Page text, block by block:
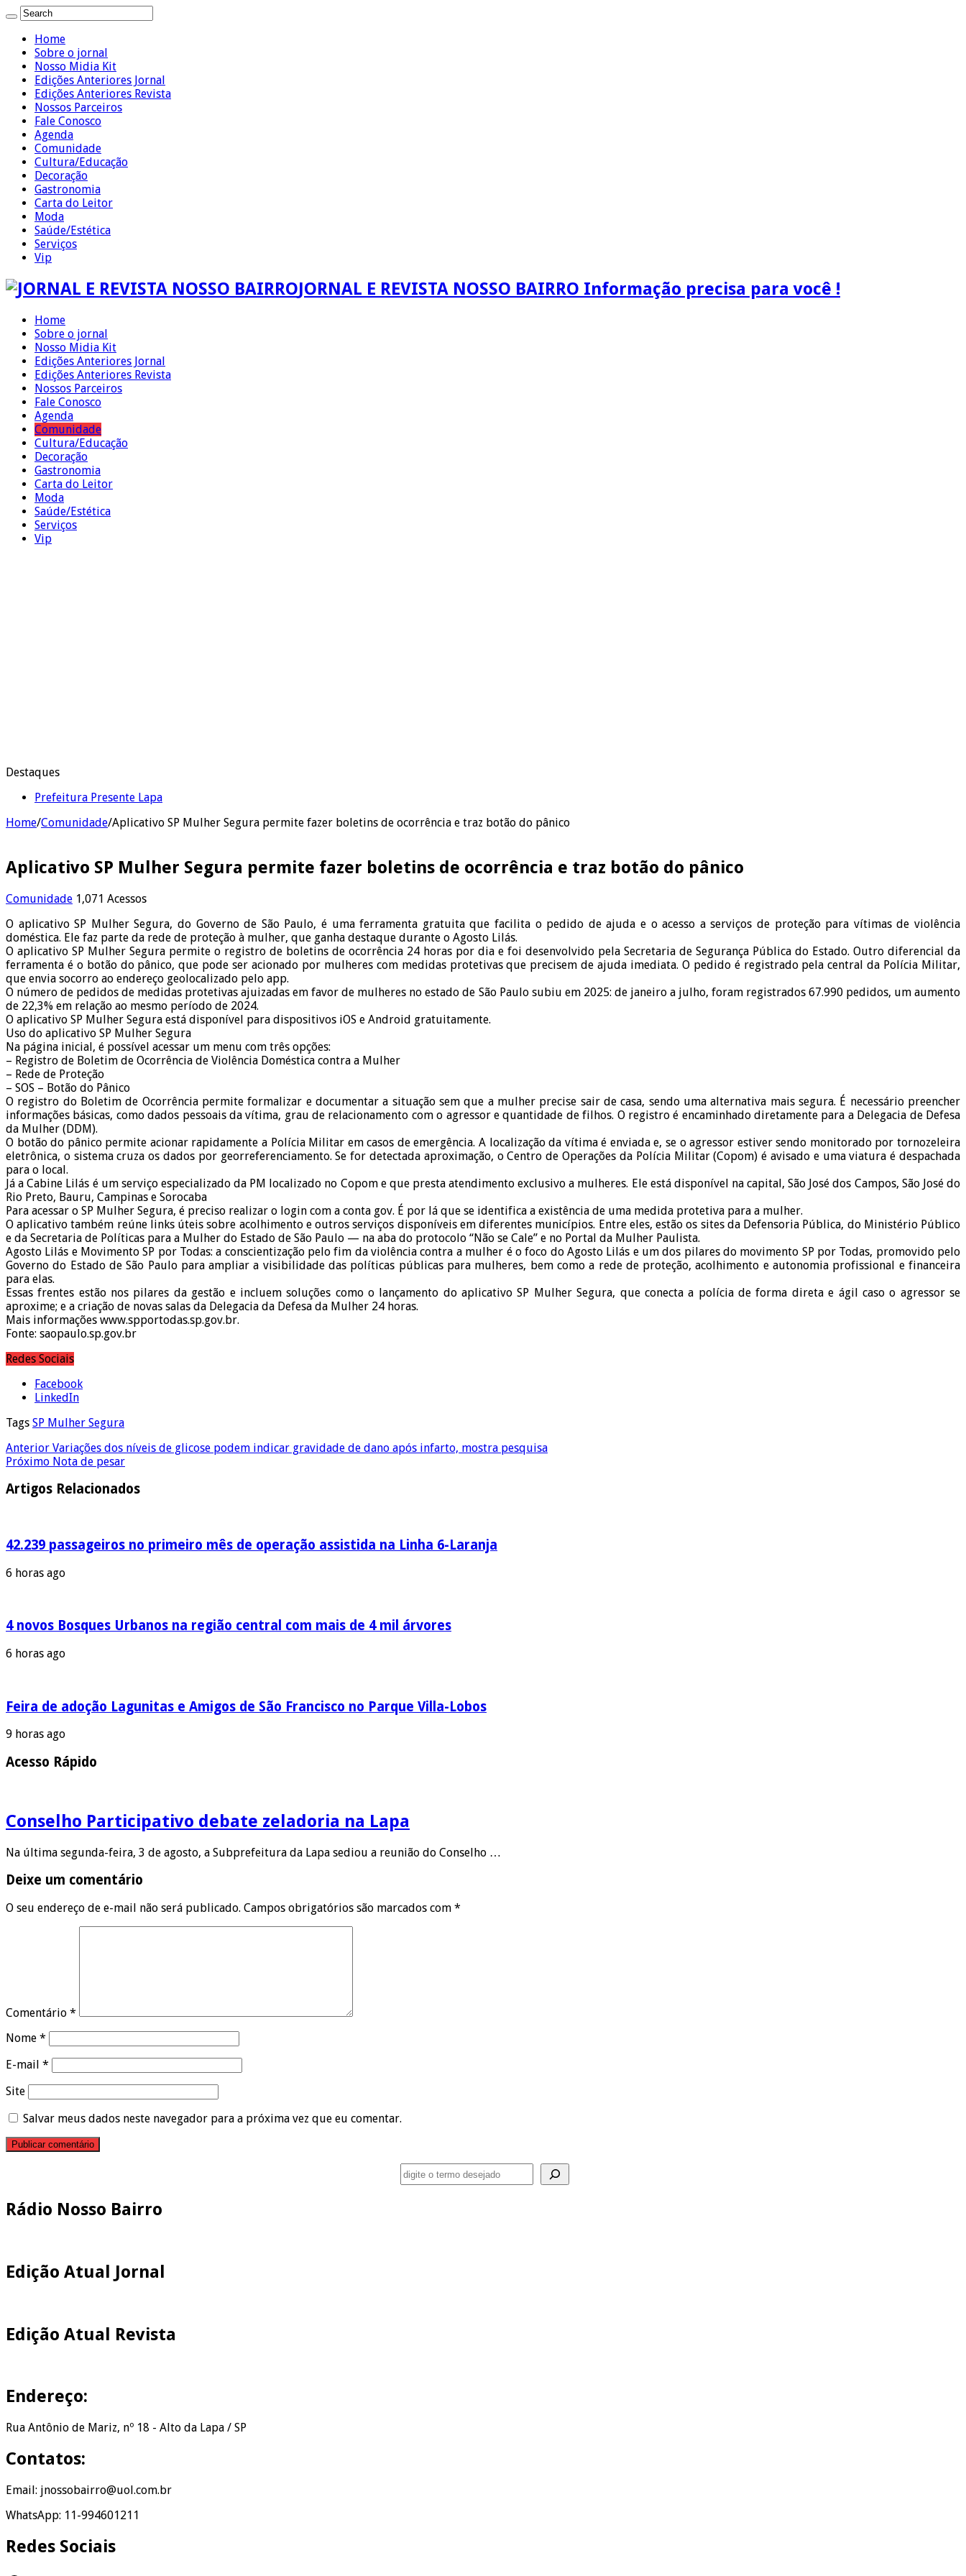
Home
Sobre o jornal
Nosso Midia Kit
Edições Anteriores Jornal
Edições Anteriores Revista
Nossos Parceiros
Fale Conosco
Agenda
Comunidade
Cultura/Educação
Decoração
Gastronomia
Carta do Leitor
Moda
Saúde/Estética
Serviços
Vip
JORNAL E REVISTA NOSSO BAIRRO Informação precisa para você !
Home
Sobre o jornal
Nosso Midia Kit
Edições Anteriores Jornal
Edições Anteriores Revista
Nossos Parceiros
Fale Conosco
Agenda
Comunidade
Cultura/Educação
Decoração
Gastronomia
Carta do Leitor
Moda
Saúde/Estética
Serviços
Vip
Destaques
Prefeitura Presente Lapa
Home/Comunidade/Aplicativo SP Mulher Segura permite fazer boletins de ocorrência e traz botão do pânico
Aplicativo SP Mulher Segura permite fazer boletins de ocorrência e traz botão do pânico
Comunidade 1,071 Acessos
O aplicativo SP Mulher Segura, do Governo de São Paulo, é uma ferramenta gratuita que facilita o pedido de ajuda e o acesso a serviços de proteção para vítimas de violência
doméstica. Ele faz parte da rede de proteção à mulher, que ganha destaque durante o Agosto Lilás.
O aplicativo SP Mulher Segura permite o registro de boletins de ocorrência 24 horas por dia e foi desenvolvido pela Secretaria de Segurança Pública do Estado. Outro diferencial da
ferramenta é o botão do pânico, que pode ser acionado por mulheres com medidas protetivas que precisem de ajuda imediata. O pedido é registrado pela central da Polícia Militar,
que envia socorro ao endereço geolocalizado pelo app.
O número de pedidos de medidas protetivas ajuizadas em favor de mulheres no estado de São Paulo subiu em 2025: de janeiro a julho, foram registrados 67.990 pedidos, um aumento
de 22,3% em relação ao mesmo período de 2024.
O aplicativo SP Mulher Segura está disponível para dispositivos iOS e Android gratuitamente.
Uso do aplicativo SP Mulher Segura
Na página inicial, é possível acessar um menu com três opções:
– Registro de Boletim de Ocorrência de Violência Doméstica contra a Mulher
– Rede de Proteção
– SOS – Botão do Pânico
O registro do Boletim de Ocorrência permite formalizar e documentar a situação sem que a mulher precise sair de casa, sendo uma alternativa mais segura. É necessário preencher
informações básicas, como dados pessoais da vítima, grau de relacionamento com o agressor e quantidade de filhos. O registro é encaminhado diretamente para a Delegacia de Defesa
da Mulher (DDM).
O botão do pânico permite acionar rapidamente a Polícia Militar em casos de emergência. A localização da vítima é enviada e, se o agressor estiver sendo monitorado por tornozeleira
eletrônica, o sistema cruza os dados por georreferenciamento. Se for detectada aproximação, o Centro de Operações da Polícia Militar (Copom) é avisado e uma viatura é despachada
para o local.
Já a Cabine Lilás é um serviço especializado da PM localizado no Copom e que presta atendimento exclusivo a mulheres. Ele está disponível na capital, São José dos Campos, São José do
Rio Preto, Bauru, Campinas e Sorocaba
Para acessar o SP Mulher Segura, é preciso realizar o login com a conta gov. É por lá que se identifica a existência de uma medida protetiva para a mulher.
O aplicativo também reúne links úteis sobre acolhimento e outros serviços disponíveis em diferentes municípios. Entre eles, estão os sites da Defensoria Pública, do Ministério Público
e da Secretaria de Políticas para a Mulher do Estado de São Paulo — na aba do protocolo “Não se Cale” e no Portal da Mulher Paulista.
Agosto Lilás e Movimento SP por Todas: a conscientização pelo fim da violência contra a mulher é o foco do Agosto Lilás e um dos pilares do movimento SP por Todas, promovido pelo
Governo do Estado de São Paulo para ampliar a visibilidade das políticas públicas para mulheres, bem como a rede de proteção, acolhimento e autonomia profissional e financeira
para elas.
Essas frentes estão nos pilares da gestão e incluem soluções como o lançamento do aplicativo SP Mulher Segura, que conecta a polícia de forma direta e ágil caso o agressor se
aproxime; e a criação de novas salas da Delegacia da Defesa da Mulher 24 horas.
Mais informações www.spportodas.sp.gov.br.
Fonte: saopaulo.sp.gov.br
Redes Sociais
Facebook
LinkedIn
Tags SP Mulher Segura
Anterior Variações dos níveis de glicose podem indicar gravidade de dano após infarto, mostra pesquisa
Próximo Nota de pesar
Artigos Relacionados
42.239 passageiros no primeiro mês de operação assistida na Linha 6-Laranja
6 horas ago
4 novos Bosques Urbanos na região central com mais de 4 mil árvores
6 horas ago
Feira de adoção Lagunitas e Amigos de São Francisco no Parque Villa-Lobos
9 horas ago
Acesso Rápido
Conselho Participativo debate zeladoria na Lapa
Na última segunda-feira, 3 de agosto, a Subprefeitura da Lapa sediou a reunião do Conselho …
Deixe um comentário
O seu endereço de e-mail não será publicado. Campos obrigatórios são marcados com *
Comentário *
Nome *
E-mail *
Site
Salvar meus dados neste navegador para a próxima vez que eu comentar.
Rádio Nosso Bairro
Edição Atual Jornal
Edição Atual Revista
Endereço:
Rua Antônio de Mariz, nº 18 - Alto da Lapa / SP
Contatos:
Email: jnossobairro@uol.com.br
WhatsApp: 11-994601211
Redes Sociais